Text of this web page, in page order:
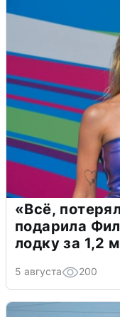
«Всё,
подарила
лодку за 1,2
5 августа 200